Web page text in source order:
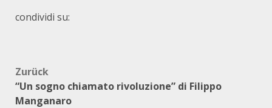
condividi su:
Beitragsnavigation
Zurück
“Un sogno chiamato rivoluzione” di Filippo
Manganaro